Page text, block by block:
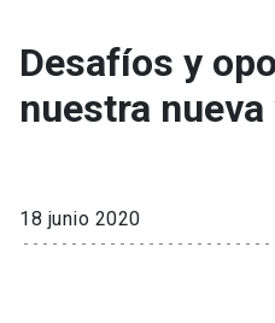
Facultades, escuelas e
institutos
Internacionalización
Desafíos y
nuestra
18 junio 2020